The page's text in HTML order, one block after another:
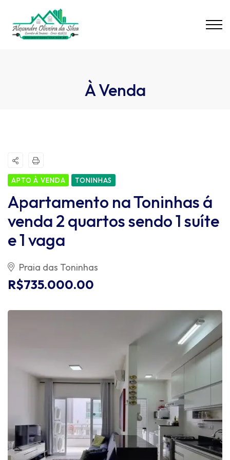
À Venda
APTO À VENDA TONINHAS
Apartamento na Toninhas á
venda 2 quartos sendo 1 suíte
e 1 vaga
Praia das Toninhas
R$735.000.00